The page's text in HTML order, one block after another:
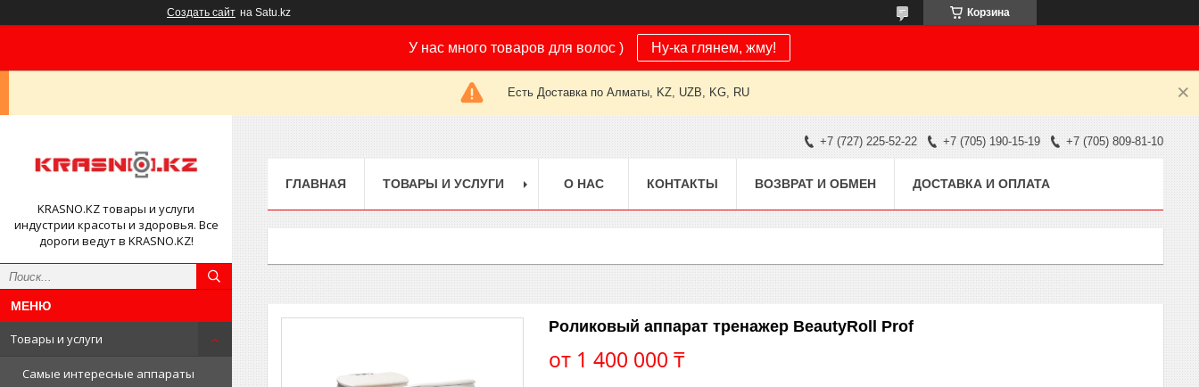
Создать сайт на Satu.kz Корзина
У нас много товаров для волос ) Ну-ка глянем, жму!
Есть Доставка по Алматы, KZ, UZB, KG, RU
KRASNO.KZ товары и услуги
индустрии красоты и здоровья. Все
дороги ведут в KRASNO.KZ!
Товары и услуги
Самые интересные аппараты
+7 (727) 225-52-22 +7 (705) 190-15-19 +7 (705) 809-81-10
ГЛАВНАЯ ТОВАРЫ И УСЛУГИ О НАС КОНТАКТЫ ВОЗВРАТ И ОБМЕН ДОСТАВКА И ОПЛАТА
Роликовый аппарат тренажер BeautyRoll Prof
от 1 400 000 ₸